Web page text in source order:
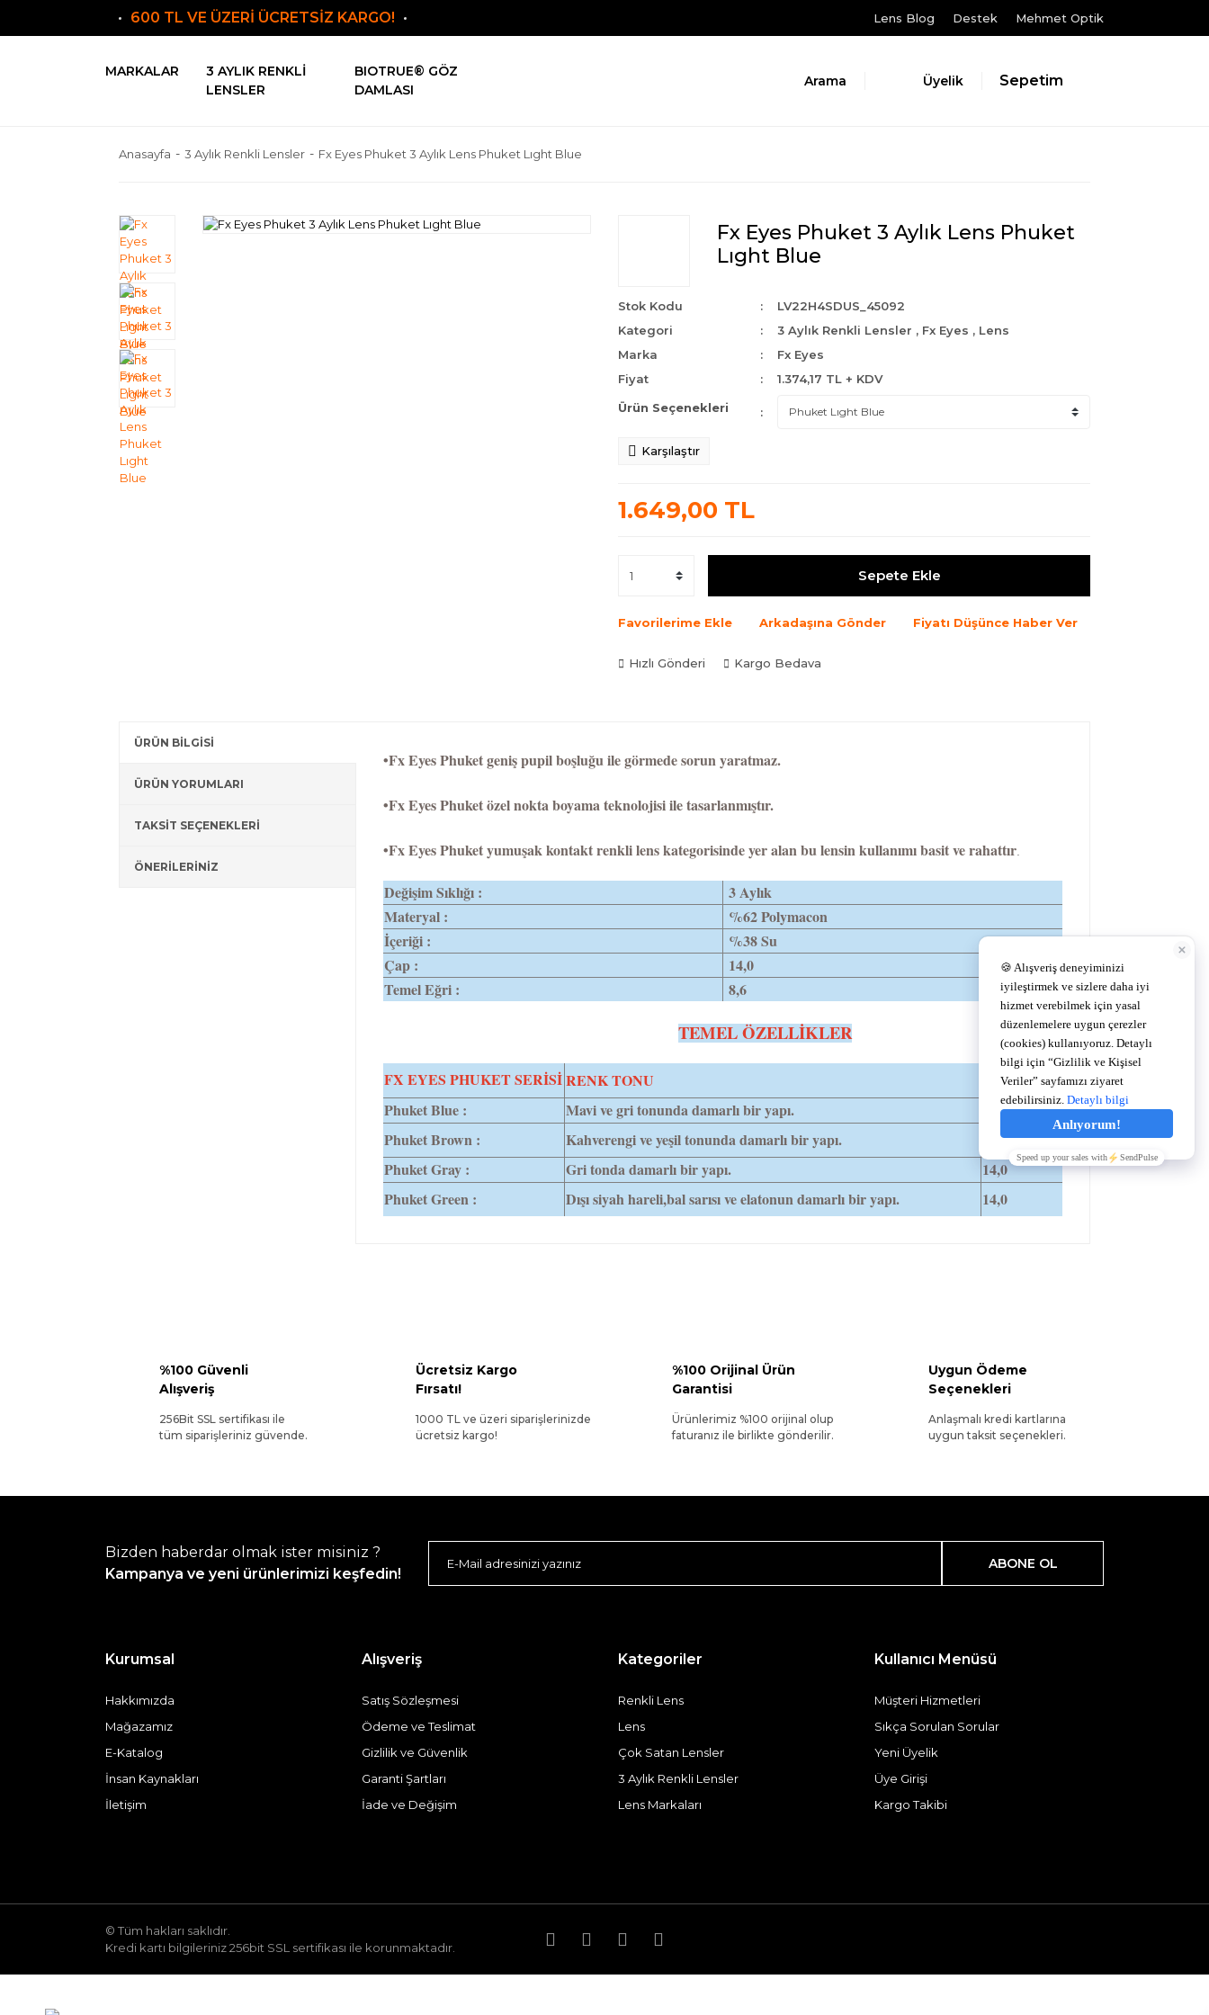
600 TL VE ÜZERİ ÜCRETSİZ KARGO! Lens Blog Destek Mehmet Optik
MARKALAR
3 AYLIK RENKLI
LENSLER
BIOTRUE® GÖZ
DAMLASI
Arama Üyelik Sepetim
Anasayfa 3 Aylık Renkli Lensler Fx Eyes Phuket 3 Aylık Lens Phuket Lıght Blue
Fx Eyes Phuket 3 Aylık Lens Phuket
Lıght Blue
Stok Kodu
LV22H4SDUS_45092
Kategori
3 Aylık Renkli Lensler , Fx Eyes , Lens
Marka
Fx Eyes
Fiyat
1.374,17 TL + KDV
Ürün Seçenekleri
Karşılaştır
1.649,00 TL
Sepete Ekle
Favorilerime Ekle Arkadaşına Gönder Fiyatı Düşünce Haber Ver
Hızlı Gönderi Kargo Bedava
ÜRÜN BİLGİSİ
ÜRÜN YORUMLARI
TAKSİT SEÇENEKLERİ
ÖNERİLERİNİZ
•Fx Eyes Phuketgeniş pupil boşluğu ile görmede sorun yaratmaz.
•Fx Eyes Phuket özel nokta boyama teknolojisi ile tasarlanmıştır.
•Fx Eyes Phuket yumuşak kontakt renkli lens kategorisinde yer alan bu lensin kullanımı basit ve rahattır.
Değişim Sıklığı :
3 Aylık
Materyal :
%62 Polymacon
İçeriği :
%38 Su
Çap :
14,0
Temel Eğri :
8,6
TEMEL ÖZELLİKLER
FX EYES PHUKET SERİSİRENK TONU
DIA
Phuket Blue :
Mavi ve gri tonunda damarlı bir yapı.
14,0
Phuket Brown :
Kahverengi ve yeşil tonunda damarlı bir yapı.
14,0
Phuket Gray :
Gri tonda damarlı bir yapı.
14,0
Phuket Green :
Dışı siyah hareli,bal sarısı ve elatonun damarlı bir yapı. 14,0
%100 Güvenli
Alışveriş
256Bit SSL sertifikası ile
tüm siparişleriniz güvende.
Ücretsiz Kargo
Fırsatı!
1000 TL ve üzeri siparişlerinizde
ücretsiz kargo!
%100 Orijinal Ürün
Garantisi
Ürünlerimiz %100 orijinal olup
faturanız ile birlikte gönderilir.
Uygun Ödeme
Seçenekleri
Anlaşmalı kredi kartlarına
uygun taksit seçenekleri.
Bizden haberdar olmak ister misiniz ?
Kampanya ve yeni ürünlerimizi keşfedin!
ABONE OL
Kurumsal
Hakkımızda
Mağazamız
E-Katalog
İnsan Kaynakları
İletişim
Alışveriş
Satış Sözleşmesi
Ödeme ve Teslimat
Gizlilik ve Güvenlik
Garanti Şartları
İade ve Değişim
Kategoriler
Renkli Lens
Lens
Çok Satan Lensler
3 Aylık Renkli Lensler
Lens Markaları
Kullanıcı Menüsü
Müşteri Hizmetleri
Sıkça Sorulan Sorular
Yeni Üyelik
Üye Girişi
Kargo Takibi
© Tüm hakları saklıdır.
Kredi kartı bilgileriniz 256bit SSL sertifikası ile korunmaktadır.